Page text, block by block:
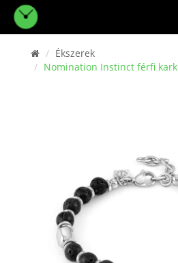
Ékszerek
Nomination Instinct férfi